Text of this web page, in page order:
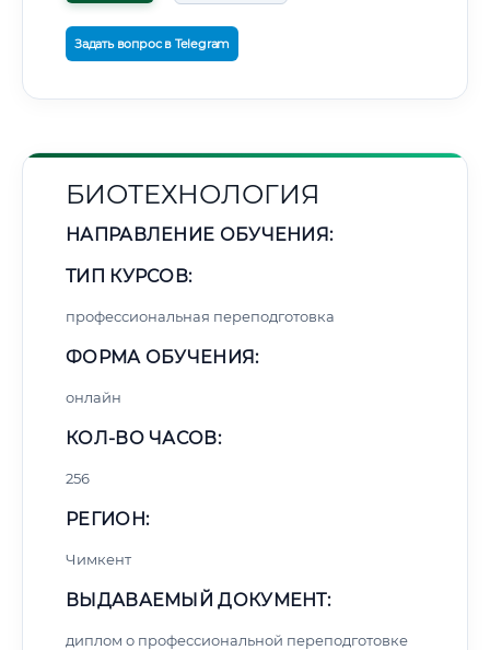
Задать вопрос в Telegram
БИОТЕХНОЛОГИЯ
НАПРАВЛЕНИЕ ОБУЧЕНИЯ:
ТИП КУРСОВ:
профессиональная переподготовка
ФОРМА ОБУЧЕНИЯ:
онлайн
КОЛ-ВО ЧАСОВ:
256
РЕГИОН:
Чимкент
ВЫДАВАЕМЫЙ ДОКУМЕНТ:
диплом о профессиональной переподготовке